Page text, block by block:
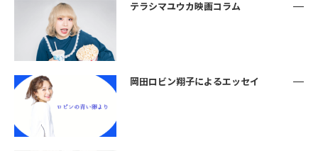
テラシマユウカ映画コラム
岡田ロビン翔子によるエッセイ